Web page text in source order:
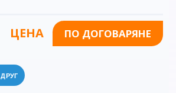
ЦЕНА ПО ДОГОВАРЯНЕ
ДРУГ